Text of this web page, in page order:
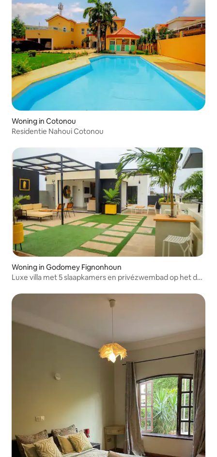
Woning in Cotonou
Residentie Nahoui Cotonou
Woning in Godomey Fignonhoun
Luxe villa met 5 slaapkamers en privézwembad op het dak